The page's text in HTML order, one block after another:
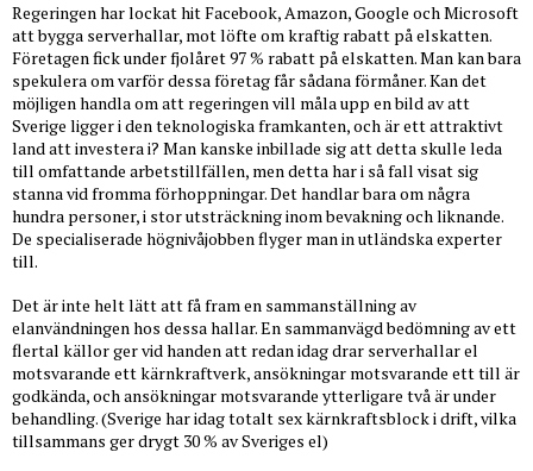
Regeringen har lockat hit Facebook, Amazon, Google och Microsoft
att bygga serverhallar, mot löfte om kraftig rabatt på elskatten.
Företagen fick under fjolåret 97 % rabatt på elskatten. Man kan bara
spekulera om varför dessa företag får sådana förmåner. Kan det
möjligen handla om att regeringen vill måla upp en bild av att
Sverige ligger i den teknologiska framkanten, och är ett attraktivt
land att investera i? Man kanske inbillade sig att detta skulle leda
till omfattande arbetstillfällen, men detta har i så fall visat sig
stanna vid fromma förhoppningar. Det handlar bara om några
hundra personer, i stor utsträckning inom bevakning och liknande.
De specialiserade högnivåjobben flyger man in utländska experter
till.
Det är inte helt lätt att få fram en sammanställning av
elanvändningen hos dessa hallar. En sammanvägd bedömning av ett
flertal källor ger vid handen att redan idag drar serverhallar el
motsvarande ett kärnkraftverk, ansökningar motsvarande ett till är
godkända, och ansökningar motsvarande ytterligare två är under
behandling. (Sverige har idag totalt sex kärnkraftsblock i drift, vilka
tillsammans ger drygt 30 % av Sveriges el)